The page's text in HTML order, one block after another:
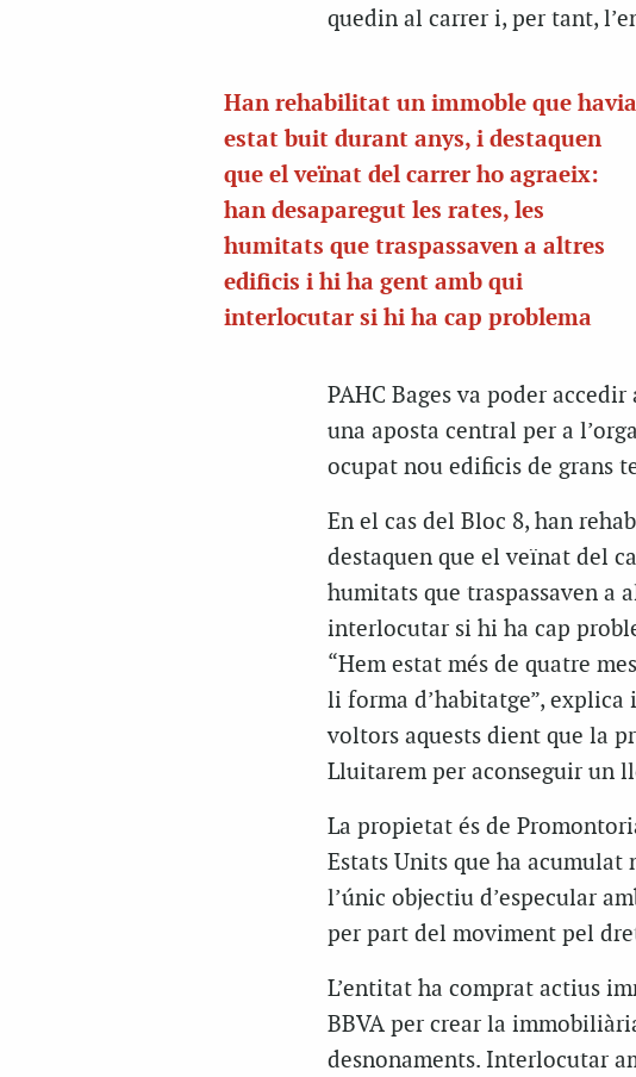
quedin al carrer i, per tant,
Han rehabilitat un immoble que havia
estat buit durant anys, i destaquen
que el veïnat del carrer ho agraeix:
han desaparegut les rates, les
humitats que traspassaven a altres
edificis i hi ha gent amb qui
interlocutar si hi ha cap problema
PAHC Bages va poder
una aposta central per a
ocupat nou edificis de grans
En el cas del Bloc 8, han
destaquen que el veïnat del
humitats que traspassaven a
interlocutar si hi ha cap
“Hem estat més de quatre
li forma d’habitatge”,
voltors aquests dient que la
Lluitarem per aconseguir un
La propietat és de
Estats Units que ha acumulat
l’únic objectiu d’especular
per part del moviment pel
L’entitat ha comprat actius
BBVA per crear la
desnonaments. Interlocutar